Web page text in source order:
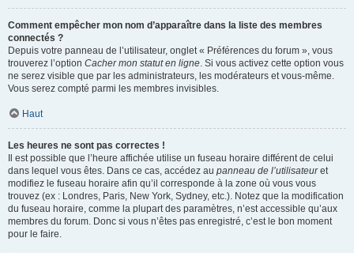
Comment empêcher mon nom d’apparaître dans la liste des membres
connectés ?
Depuis votre panneau de l’utilisateur, onglet « Préférences du forum », vous
trouverez l’option Cacher mon statut en ligne. Si vous activez cette option vous
ne serez visible que par les administrateurs, les modérateurs et vous-même.
Vous serez compté parmi les membres invisibles.
Haut
Les heures ne sont pas correctes !
Il est possible que l’heure affichée utilise un fuseau horaire différent de celui
dans lequel vous êtes. Dans ce cas, accédez au panneau de l’utilisateuret
modifiez le fuseau horaire afin qu’il corresponde à la zone où vous vous
trouvez (ex : Londres, Paris, New York, Sydney, etc.). Notez que la modification
du fuseau horaire, comme la plupart des paramètres, n’est accessible qu’aux
membres du forum. Donc si vous n’êtes pas enregistré, c’est le bon moment
pour le faire.